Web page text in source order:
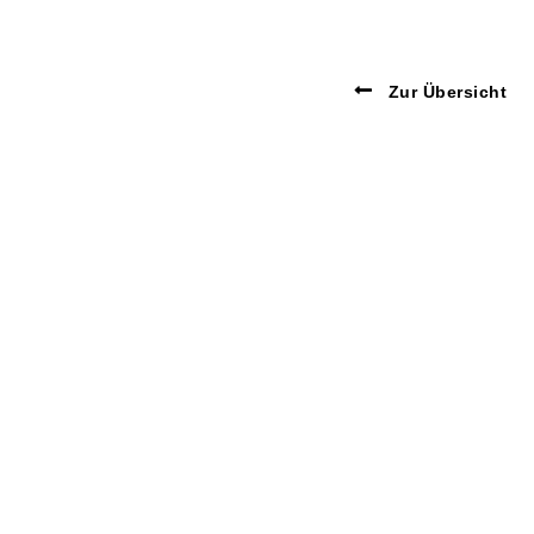
Zur Übersicht